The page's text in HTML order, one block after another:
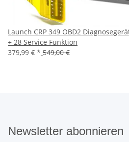
Launch CRP 349 OBD2
+ 28 Service Funktion
379,99 € * 549,00 €
Newsletter abonnieren